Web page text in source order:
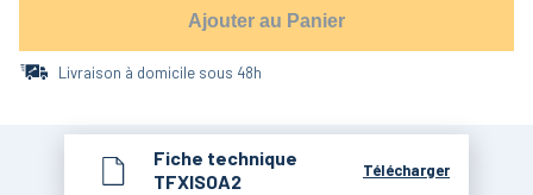
Ajouter au Panier
Livraison à domicile sous 48h
Fiche technique
TFXISOA2
Télécharger